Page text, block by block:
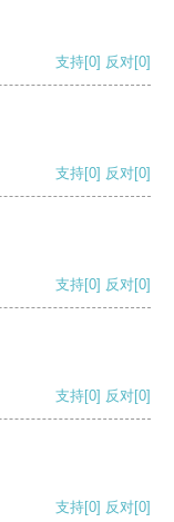
支持[0] 反对[0]
支持[0] 反对[0]
支持[0] 反对[0]
支持[0] 反对[0]
支持[0] 反对[0]